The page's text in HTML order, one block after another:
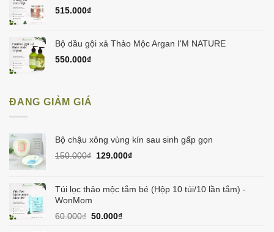
515.000₫
Bộ dầu gội xả Thảo Mộc Argan I'M NATURE
550.000₫
ĐANG GIẢM GIÁ
Bộ chậu xông vùng kín sau sinh gấp gọn
150.000₫ Giá
150.000₫.
129.000₫Giá
là:
Túi lọc thảo mộc tắm bé (Hộp 10 túi/10 lần tắm) -
WonMom
60.000₫ Giá
50.000₫Giá